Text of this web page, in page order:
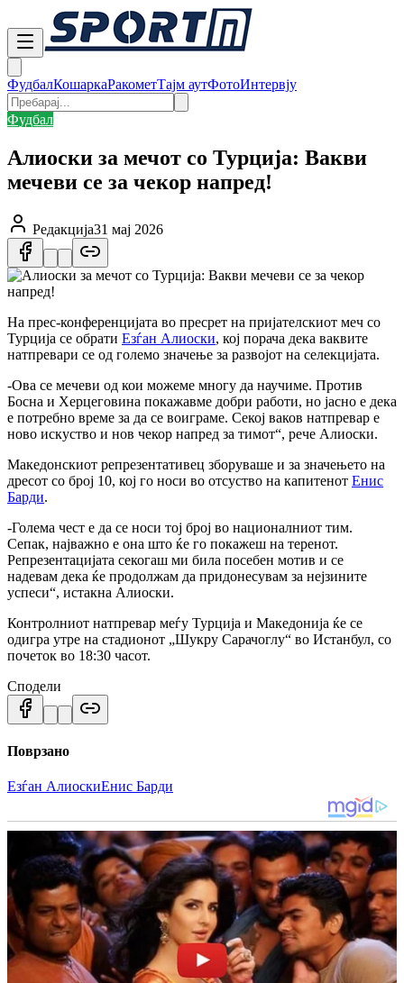
ФудбалКошаркаРакометТајм аутФотоИнтервју
Фудбал
Алиоски за мечот со Турција: Вакви
мечеви се за чекор напред!
Редакција31 мај 2026
На прес-конференцијата во пресрет на пријателскиот меч со
Турција се обрати Езѓан Алиоски, кој порача дека ваквите
натпревари се од големо значење за развојот на селекцијата.
-Ова се мечеви од кои можеме многу да научиме. Против
Босна и Херцеговина покажавме добри работи, но јасно е дека
е потребно време за да се воиграме. Секој ваков натпревар е
ново искуство и нов чекор напред за тимот“, рече Алиоски.
Македонскиот репрезентативец зборуваше и за значењето на
дресот со број 10, кој го носи во отсуство на капитенот Енис
Барди.
-Голема чест е да се носи тој број во националниот тим.
Сепак, најважно е она што ќе го покажеш на теренот.
Репрезентацијата секогаш ми била посебен мотив и се
надевам дека ќе продолжам да придонесувам за нејзините
успеси“, истакна Алиоски.
Контролниот натпревар меѓу Турција и Македонија ќе се
одигра утре на стадионот „Шукру Сарачоглу“ во Истанбул, со
почеток во 18:30 часот.
Сподели
Поврзано
Езѓан АлиоскиЕнис Барди